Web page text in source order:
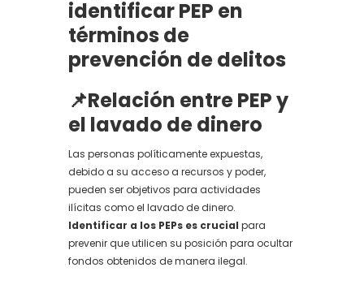
identificar PEP en
términos de
prevención de delitos
📌Relación entre PEP y
el lavado de dinero
Las personas políticamente expuestas,
debido a su acceso a recursos y poder,
pueden ser objetivos para actividades
ilícitas como el lavado de dinero.
Identificar a los PEPs es crucial para
prevenir que utilicen su posición para ocultar
fondos obtenidos de manera ilegal.